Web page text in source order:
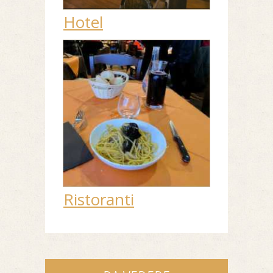
Hotel
Ristoranti